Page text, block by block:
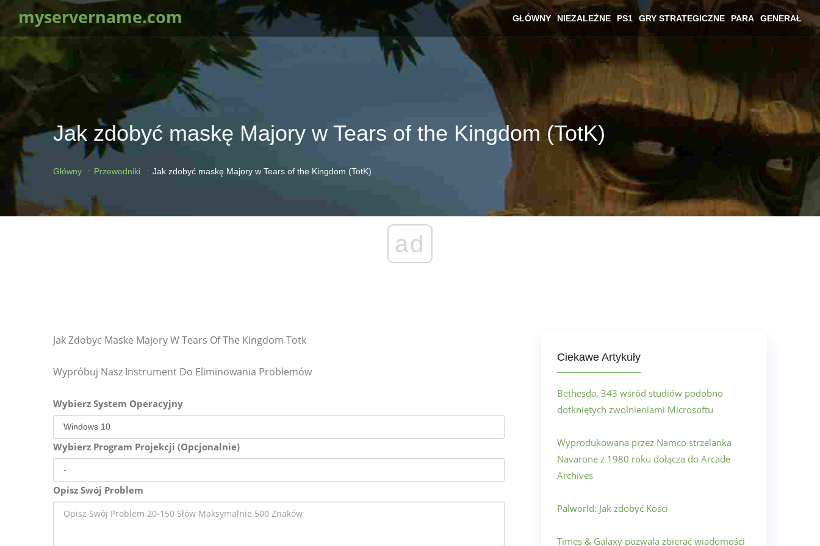
myservername.com GŁÓWNY NIEZALEŻNE PS1 GRY STRATEGICZNE PARA GENERAŁ
Jak zdobyć maskę Majory w Tears of the Kingdom (TotK)
Główny Przewodniki Jak zdobyć maskę Majory w Tears of the Kingdom (TotK)
ad
Jak Zdobyc Maske Majory W Tears Of The Kingdom Totk
Wypróbuj Nasz Instrument Do Eliminowania Problemów
Wybierz System Operacyjny
Wybierz Program Projekcji (Opcjonalnie)
Opisz Swój Problem
Ciekawe Artykuły
Bethesda, 343 wśród studiów podobno
dotkniętych zwolnieniami Microsoftu
Wyprodukowana przez Namco strzelanka
Navarone z 1980 roku dołącza do Arcade
Archives
Palworld: Jak zdobyć Kości
Times & Galaxy pozwala zbierać wiadomości